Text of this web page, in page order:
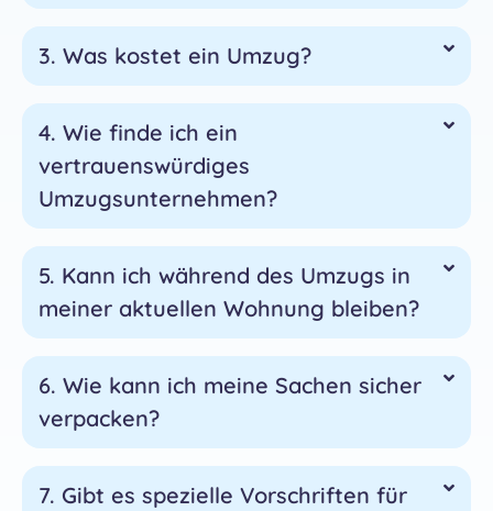
3. Was kostet ein Umzug?
4. Wie finde ich ein
vertrauenswürdiges
Umzugsunternehmen?
5. Kann ich während des Umzugs in
meiner aktuellen Wohnung bleiben?
6. Wie kann ich meine Sachen sicher
verpacken?
7. Gibt es spezielle Vorschriften für